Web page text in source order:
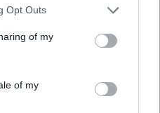
uses one or more Google
behaviour. You may click to
and its third-party tags to
purposes in below Google
Opt Outs
of my
of my
A "Battle for the Sun"
ez az új kislemezüknek is
igazán tetszett de
nagyon bejövős.